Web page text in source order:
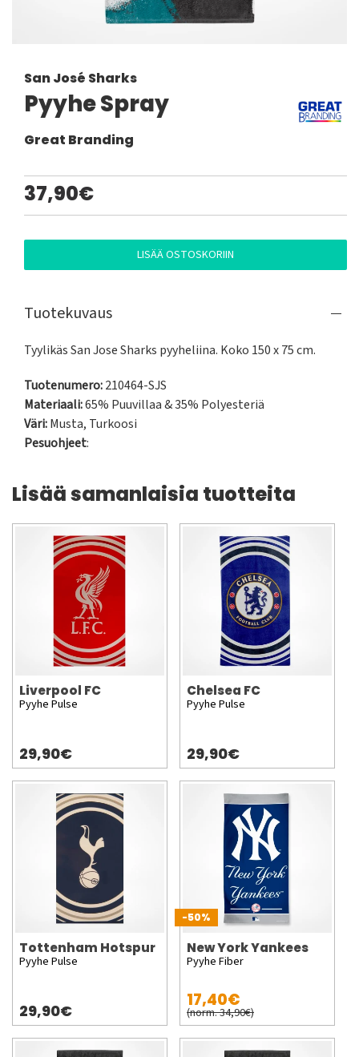
San José Sharks
Pyyhe Spray
Great Branding
37,90€
LISÄÄ OSTOSKORIIN
Tuotekuvaus
Tyylikäs San Jose Sharks pyyheliina. Koko 150 x 75 cm.
Tuotenumero:210464-SJS
Materiaali:65% Puuvillaa & 35% Polyesteriä
Väri:Musta, Turkoosi
Pesuohjeet:
Lisää samanlaisia tuotteita
Liverpool FC
Pyyhe Pulse
29,90€
Chelsea FC
Pyyhe Pulse
29,90€
Tottenham Hotspur
Pyyhe Pulse
29,90€
-50%
New York Yankees
Pyyhe Fiber
17,40€
(norm. 34,90€)